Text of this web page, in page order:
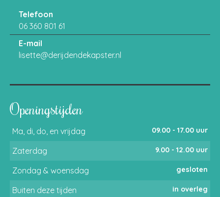
Telefoon
06 360 801 61
E-mail
lisette@derijdendekapster.nl
Openingstijden
Ma, di, do, en vrijdag 09.00 - 17.00 uur
Zaterdag 9.00 - 12.00 uur
Zondag & woensdag gesloten
Buiten deze tijden in overleg